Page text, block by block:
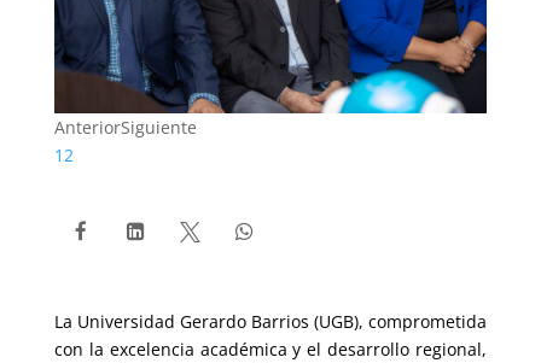
AnteriorSiguiente
12
   
La Universidad Gerardo Barrios (UGB), comprometida
con la excelencia académica y el desarrollo regional,